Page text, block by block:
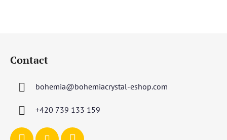
Contact
bohemia@bohemiacrystal-eshop.com
+420 739 133 159